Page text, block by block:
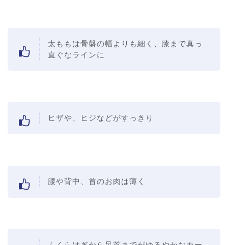
太ももは骨盤の幅よりも細く、膝まで真っ
直ぐなラインに
ヒザや、ヒジなどがすっきり
腰や背中、首のお肉は薄く